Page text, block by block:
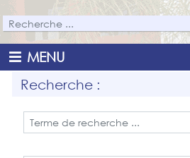
MENU
Recherche :